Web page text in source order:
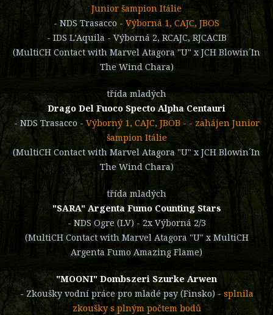
Junior šampion Itálie
- NDS Trasacco - Výborná 1, CAJC, JBOS
- IDS L’Aquila - Výborná 2, RCAJC, RJCACIB
(MultiCH Contact with Marvel Atagora "U" x JCH Blowin´In
The Wind Chara)
třída mladých
Drago Del Fuoco Specto Alpha Centauri
- NDS Trasacco - Výborný 1, CAJC, JBOB - - zahájen Junior
šampion Itálie
(MultiCH Contact with Marvel Atagora "U" x JCH Blowin´In
The Wind Chara)
třída mladých
"SARA" Argenta Fumo Counting Stars
- NDS Ogre (LV) - 2x Výborná 2/3
(MultiCH Contact with Marvel Atagora "U" x MultiCH
Argenta Fumo Amazing Flame)
"MOONI" Dombszeri Szurke Arwen
- Zkoušky vodní práce pro mladé psy (Finsko) - splnila
zkoušky s plným počtem bodů